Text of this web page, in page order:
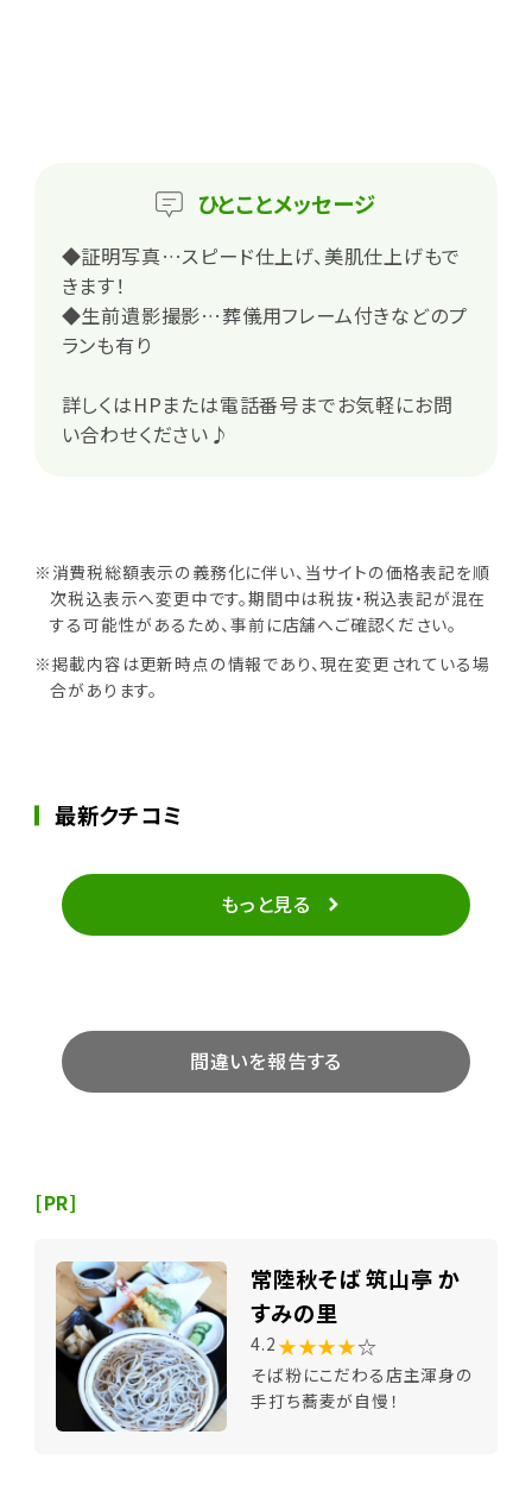
ひとことメッセージ
◆証明写真…スピード仕上げ、美肌仕上げもで
きます！
◆生前遺影撮影…葬儀用フレーム付きなどのプ
ランも有り
詳しくはHPまたは電話番号までお気軽にお問
い合わせください♪
※消費税総額表示の義務化に伴い、当サイトの価格表記を順
次税込表示へ変更中です。期間中は税抜・税込表記が混在
する可能性があるため、事前に店舗へご確認ください。
※掲載内容は更新時点の情報であり、現在変更されている場
合があります。
最新クチコミ
もっと見る
間違いを報告する
[PR]
常陸秋そば 筑山亭 か
すみの里
4.2 ★★★★☆
そば粉にこだわる店主渾身の
手打ち蕎麦が自慢！